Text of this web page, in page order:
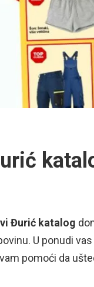
Đurić katalog
U ponudi
pomoći da